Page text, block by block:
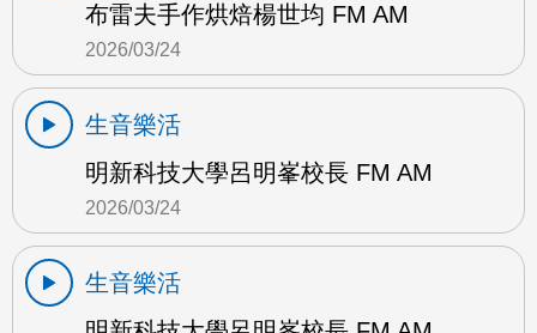
布雷夫手作烘焙楊世均 FM AM
2026/03/24
生音樂活
明新科技大學呂明峯校長 FM AM
2026/03/24
生音樂活